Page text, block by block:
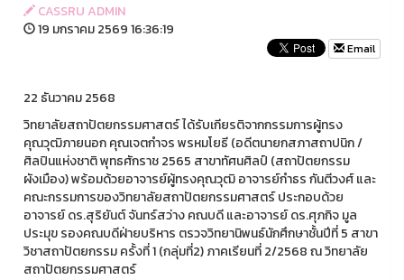
CASSRU ADMIN
19 มกราคม 2569 16:36:19
Email
22 ธันวาคม 2568
วิทยาลัยสถาปัตยกรรมศาสตร์ ได้รับเกียรติจากกรรมการผู้ทรง
คุณวุฒิภายนอก คุณเจตกำจร พรหมโยธี (อดีตนายกสภาสถาปนิก /
ศิลปินแห่งชาติ พุทธศักราช 2565 สาขาทัศนศิลป์ (สถาปัตยกรรม
ผังเมือง) พร้อมด้วยอาจารย์ผู้ทรงคุณวุฒิ อาจารย์กำธร กันตีวงศ์ และ
คณะกรรมการของวิทยาลัยสถาปัตยกรรมศาสตร์ ประกอบด้วย
อาจารย์ ดร.สุริยันต์ จันทร์สว่าง คณบดี และอาจารย์ ดร.ศุภกิจ มูล
ประมุข รองคณบดีฝ่ายบริหาร ตรวจวิทยานิพนธ์นักศึกษาชั้นปีที่ 5 สาขา
วิชาสถาปัตยกรรม ครั้งที่ 1 (กลุ่มที่2) ภาคเรียนที่ 2/2568 ณ วิทยาลัย
สถาปัตยกรรมศาสตร์